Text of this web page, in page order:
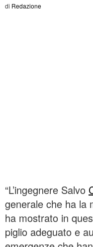
di Redazione
“L’ingegnere Salvo
generale che ha la
ha mostrato in
piglio adeguato e